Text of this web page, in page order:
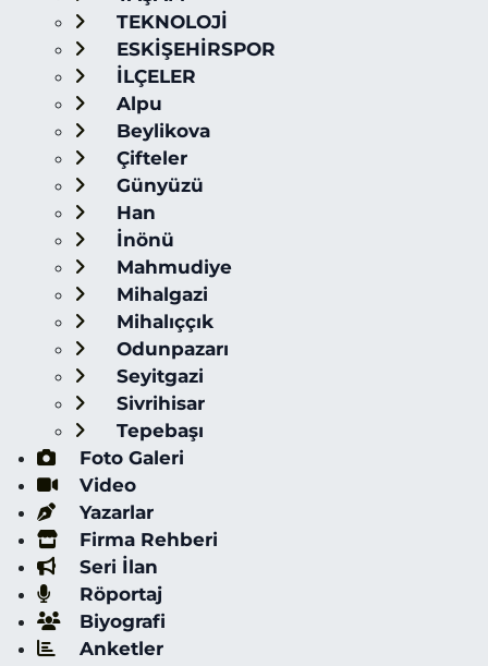
TEKNOLOJİ
ESKİŞEHİRSPOR
İLÇELER
Alpu
Beylikova
Çifteler
Günyüzü
Han
İnönü
Mahmudiye
Mihalgazi
Mihalıççık
Odunpazarı
Seyitgazi
Sivrihisar
Tepebaşı
Foto Galeri
Video
Yazarlar
Firma Rehberi
Seri İlan
Röportaj
Biyografi
Anketler